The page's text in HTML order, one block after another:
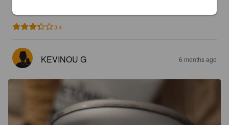
3.4
KEVINOU G 6 months ago